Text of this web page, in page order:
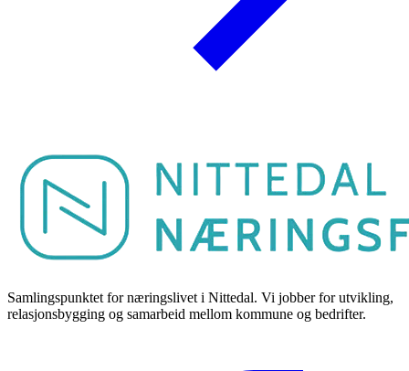
Samlingspunktet for næringslivet i Nittedal. Vi jobber for utvikling,
relasjonsbygging og samarbeid mellom kommune og bedrifter.